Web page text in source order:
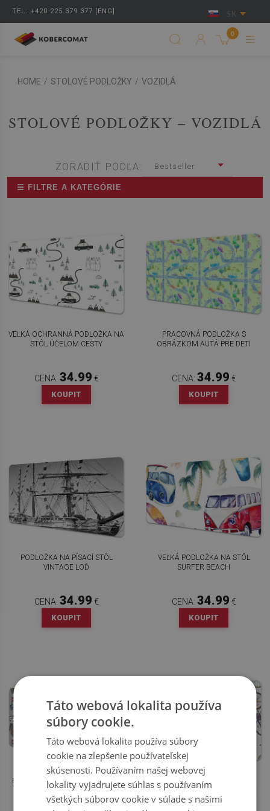
TEL: +420 225 379 377 [ENG] SK
0
HOME / STOLOVÉ PODLOŽKY / VOZIDLÁ
STOLOVÉ PODLOŽKY – VOZIDLÁ
ZORADIŤ PODĽA: Bestseller
☰ FILTRE A KATEGÓRIE
VEĽKÁ OCHRANNÁ PODLOŽKA NA
STÔL ÚČELOM CESTY
CENA: 34.99 €
KOUPIT
PRACOVNÁ PODLOŽKA S
OBRÁZKOM AUTÁ PRE DETI
CENA: 34.99 €
KOUPIT
PODLOŽKA NA PÍSACÍ STÔL
VINTAGE LOĎ
CENA: 34.99 €
KOUPIT
VEĽKÁ PODLOŽKA NA STÔL
SURFER BEACH
CENA: 34.99 €
KOUPIT
PRACOVNÝ PODLOŽKA NA STÔL
KLASICKÁ AUTÁ
PRACOVNÁ PODLOŽKA S
OBRÁZKOM MESTSKÉ BICYKLE
Táto webová lokalita používa
súbory cookie.
Táto webová lokalita používa súbory
cookie na zlepšenie používateľskej
skúsenosti. Používaním našej webovej
lokality vyjadrujete súhlas s používaním
všetkých súborov cookie v súlade s našimi